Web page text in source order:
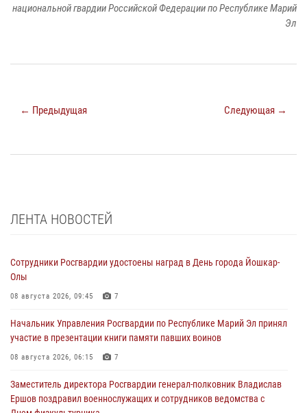
национальной гвардии Российской Федерации по Республике Марий
Эл
← Предыдущая Следующая →
ЛЕНТА НОВОСТЕЙ
Сотрудники Росгвардии удостоены наград в День города Йошкар-
Олы
08 августа 2026, 09:45 7
Начальник Управления Росгвардии по Республике Марий Эл принял
участие в презентации книги памяти павших воинов
08 августа 2026, 06:15 7
Заместитель директора Росгвардии генерал-полковник Владислав
Ершов поздравил военнослужащих и сотрудников ведомства с